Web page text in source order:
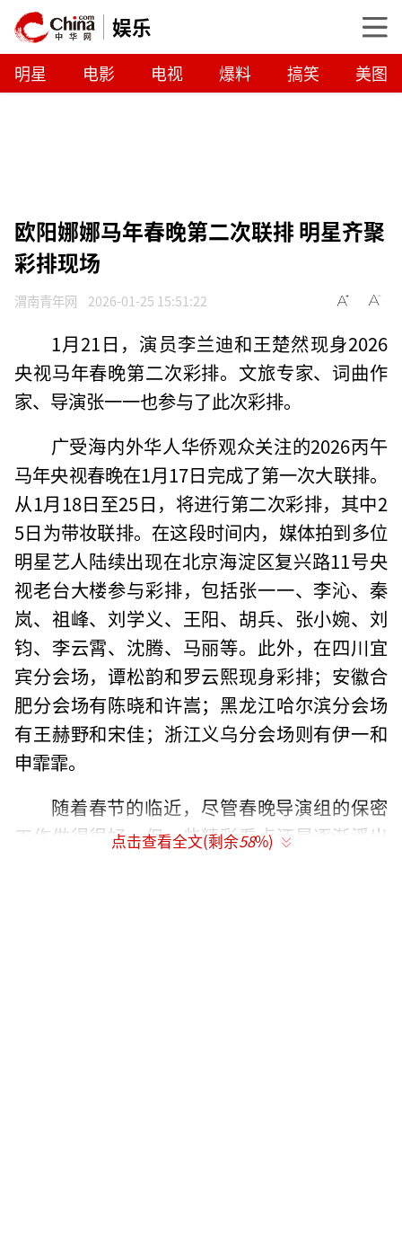
娱乐
明星 电影 电视 爆料 搞笑 美图
欧阳娜娜马年春晚第二次联排 明星齐聚
彩排现场
渭南青年网 2026-01-25 15:51:22
1月21日，演员李兰迪和王楚然现身2026
央视马年春晚第二次彩排。文旅专家、词曲作
家、导演张一一也参与了此次彩排。
广受海内外华人华侨观众关注的2026丙午
马年央视春晚在1月17日完成了第一次大联排。
从1月18日至25日，将进行第二次彩排，其中2
5日为带妆联排。在这段时间内，媒体拍到多位
明星艺人陆续出现在北京海淀区复兴路11号央
视老台大楼参与彩排，包括张一一、李沁、秦
岚、祖峰、刘学义、王阳、胡兵、张小婉、刘
钧、李云霄、沈腾、马丽等。此外，在四川宜
宾分会场，谭松韵和罗云熙现身彩排；安徽合
肥分会场有陈晓和许嵩；黑龙江哈尔滨分会场
有王赫野和宋佳；浙江义乌分会场则有伊一和
申霏霏。
随着春节的临近，尽管春晚导演组的保密
工作做得很好，但一些精彩看点还是逐渐浮出
点击查看全文(剩余58%)